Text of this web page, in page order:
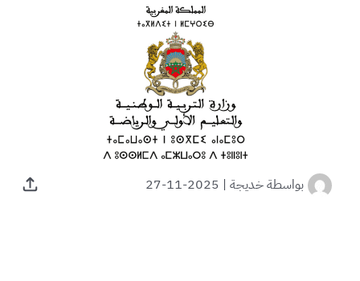
بواسطةخديجة |
2025-11-27